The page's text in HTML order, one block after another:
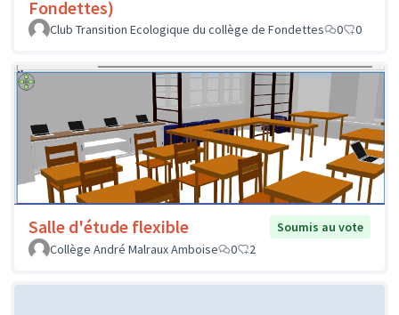
Fondettes)
Club Transition Ecologique du collège de Fondettes 0 0
Salle d'étude flexible
Soumis au vote
Collège André Malraux Amboise
0 2